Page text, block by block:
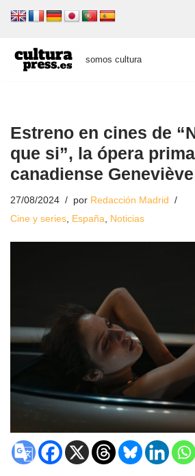
al
contenido
somos cultura
Estreno en cines de
que si”, la ópera
canadiense
27/08/2024 por Redacción Madrid
Cine y series España Noticias